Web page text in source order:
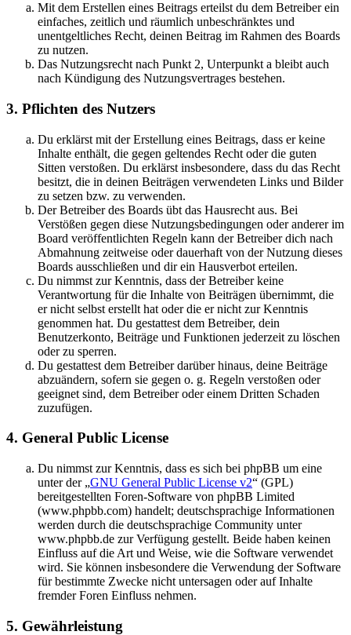
Mit dem Erstellen eines Beitrags erteilst du dem Betreiber ein
einfaches, zeitlich und räumlich unbeschränktes und
unentgeltliches Recht, deinen Beitrag im Rahmen des Boards
zu nutzen.
Das Nutzungsrecht nach Punkt 2, Unterpunkt a bleibt auch
nach Kündigung des Nutzungsvertrages bestehen.
3. Pflichten des Nutzers
Du erklärst mit der Erstellung eines Beitrags, dass er keine
Inhalte enthält, die gegen geltendes Recht oder die guten
Sitten verstoßen. Du erklärst insbesondere, dass du das Recht
besitzt, die in deinen Beiträgen verwendeten Links und Bilder
zu setzen bzw. zu verwenden.
Der Betreiber des Boards übt das Hausrecht aus. Bei
Verstößen gegen diese Nutzungsbedingungen oder anderer im
Board veröffentlichten Regeln kann der Betreiber dich nach
Abmahnung zeitweise oder dauerhaft von der Nutzung dieses
Boards ausschließen und dir ein Hausverbot erteilen.
Du nimmst zur Kenntnis, dass der Betreiber keine
Verantwortung für die Inhalte von Beiträgen übernimmt, die
er nicht selbst erstellt hat oder die er nicht zur Kenntnis
genommen hat. Du gestattest dem Betreiber, dein
Benutzerkonto, Beiträge und Funktionen jederzeit zu löschen
oder zu sperren.
Du gestattest dem Betreiber darüber hinaus, deine Beiträge
abzuändern, sofern sie gegen o. g. Regeln verstoßen oder
geeignet sind, dem Betreiber oder einem Dritten Schaden
zuzufügen.
4. General Public License
Du nimmst zur Kenntnis, dass es sich bei phpBB um eine
unter der „GNU General Public License v2“ (GPL)
bereitgestellten Foren-Software von phpBB Limited
(www.phpbb.com) handelt; deutschsprachige Informationen
werden durch die deutschsprachige Community unter
www.phpbb.de zur Verfügung gestellt. Beide haben keinen
Einfluss auf die Art und Weise, wie die Software verwendet
wird. Sie können insbesondere die Verwendung der Software
für bestimmte Zwecke nicht untersagen oder auf Inhalte
fremder Foren Einfluss nehmen.
5. Gewährleistung